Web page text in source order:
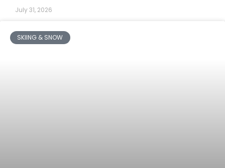
July 31, 2026
SKIING & SNOW